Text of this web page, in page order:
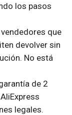
los pasos
que
devolver sin
No está
de 2
legales.